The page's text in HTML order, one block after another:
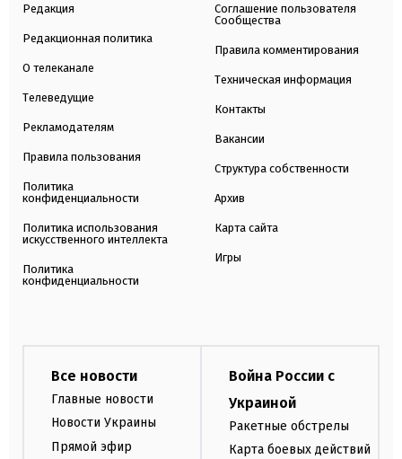
Редакция
Редакционная политика
О телеканале
Телеведущие
Рекламодателям
Правила пользования
Политика
конфиденциальности
Политика использования
искусственного интеллекта
Политика
конфиденциальности
Соглашение пользователя
Сообщества
Правила комментирования
Техническая информация
Контакты
Вакансии
Структура собственности
Архив
Карта сайта
Игры
Все новости
Главные новости
Новости Украины
Прямой эфир
Война России с
Украиной
Ракетные обстрелы
Карта боевых действий